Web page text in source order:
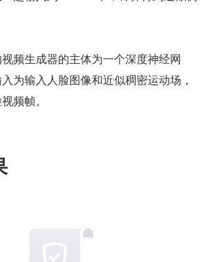
频生成器的主体为一个深度神经网
为输入人脸图像和近似稠密运动场，
频帧。